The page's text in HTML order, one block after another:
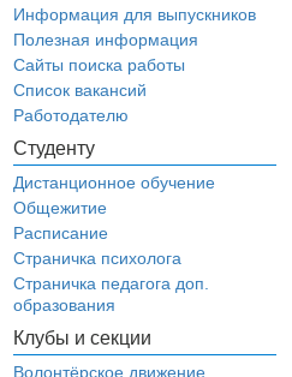
Информация для выпускников
Полезная информация
Сайты поиска работы
Список вакансий
Работодателю
Студенту
Дистанционное обучение
Общежитие
Расписание
Страничка психолога
Страничка педагога доп.
образования
Клубы и секции
Волонтёрское движение